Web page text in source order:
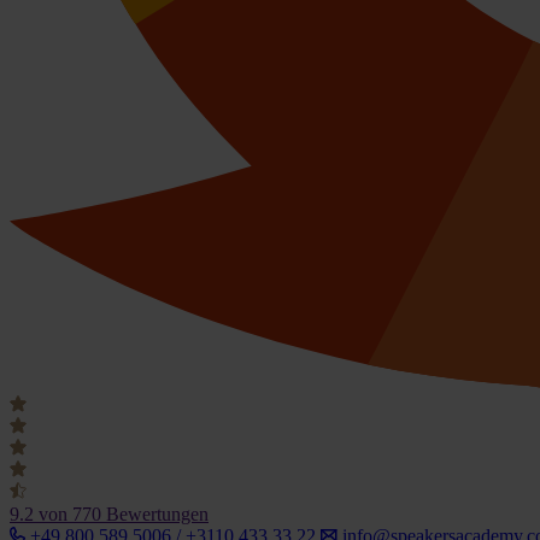
9.2 von 770 Bewertungen
+49 800 589 5006 / +3110 433 33 22